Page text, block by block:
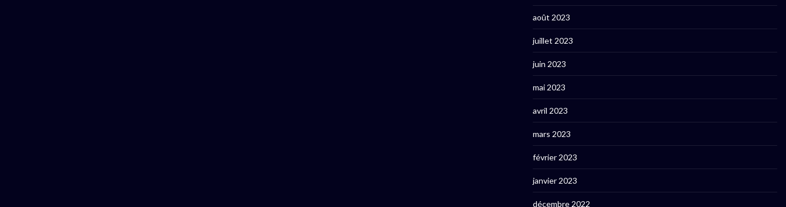
août 2023
juillet 2023
juin 2023
mai 2023
avril 2023
mars 2023
février 2023
janvier 2023
décembre 2022